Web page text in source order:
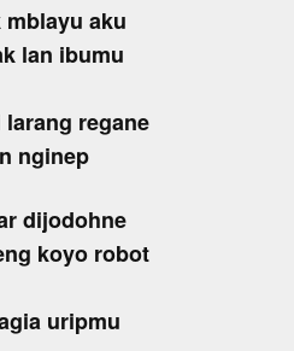
aku
lan ibumu
regane
nginep
dijodohne
koyo robot
uripmu